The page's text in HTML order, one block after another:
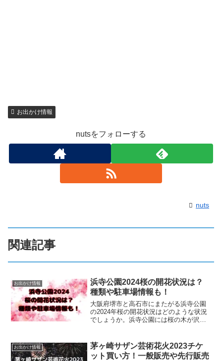
お出かけ情報
nutsをフォローする
nuts
関連記事
お出かけ情報
浜寺公園2024桜の開花状況は？
種類や駐車場情報も！
大阪府堺市と高石市にまたがる浜寺公園
の2024年桜の開花状況はどのような状況
でしょうか。浜寺公園には桜の木が沢山
や、週末のお天気についてなど、お出か
けするのに気になる情...
お出かけ情報
茅ヶ崎サザン芸術花火2023チケ
ット買い方！一般販売や先行販売